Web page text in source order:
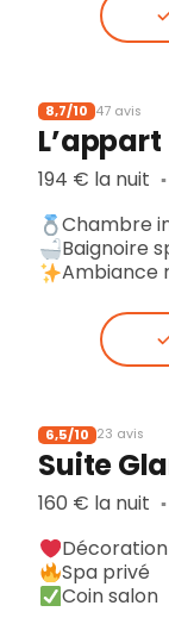
8,7/10 47 avis
194 € la nuit ▪︎
Chambre
Baignoire
Ambiance
6,5/10 23 avis
Suite
160 € la nuit ▪︎
Spa privé
Coin salon